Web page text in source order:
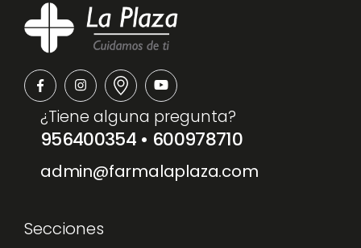
¿Tiene alguna pregunta?
956400354 • 600978710
admin@farmalaplaza.com
Secciones